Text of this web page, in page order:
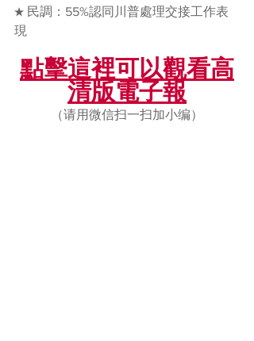
★ 民調：55%認同川普處理交接工作表
現
點擊這裡可以觀看高
清版電子報
（请用微信扫一扫加小编）